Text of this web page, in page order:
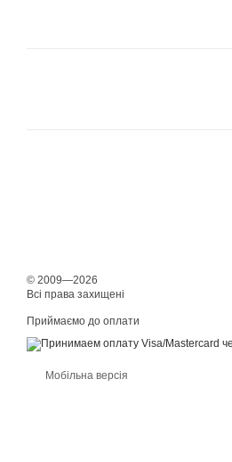
© 2009—2026
Всі права захищені
Приймаємо до оплати
Мобільна версія